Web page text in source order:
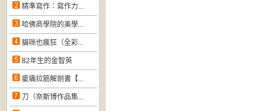
精準寫作：寫作力...
哈佛商學院的美學...
貓咪也瘋狂（全彩...
82年生的金智英
痠痛拉筋解剖書【...
刀（奈斯博作品集...